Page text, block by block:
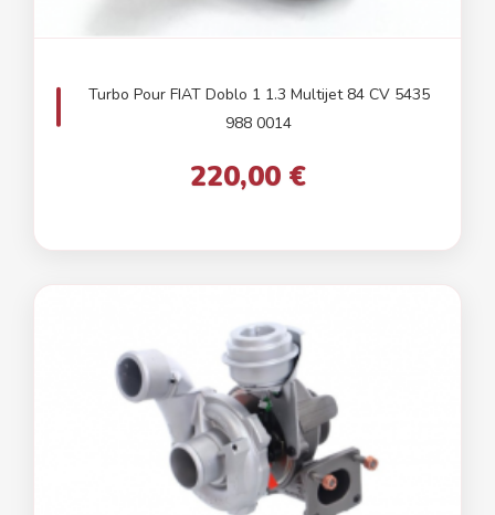
Turbo Pour FIAT Doblo 1 1.3 Multijet 84 CV 5435
988 0014
220,00 €